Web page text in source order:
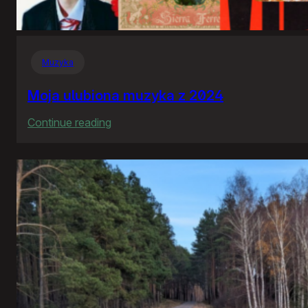
Muzyka
Moja ulubiona muzyka z 2024
Continue reading
ulubiona
muzyka
z
2024